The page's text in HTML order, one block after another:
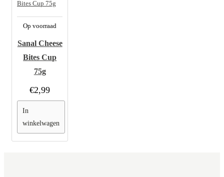
Op voorraad
Sanal Cheese
Bites Cup
75g
€2,99
In
winkelwagen